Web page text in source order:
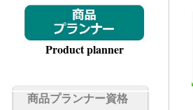
Product planner
商品プランナー資格